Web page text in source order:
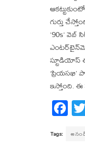
గుర్తు
’90s’ వెబ్
స్టూడియోస్
ఇస్తోంది.
Fa
ce
bo
Tags: